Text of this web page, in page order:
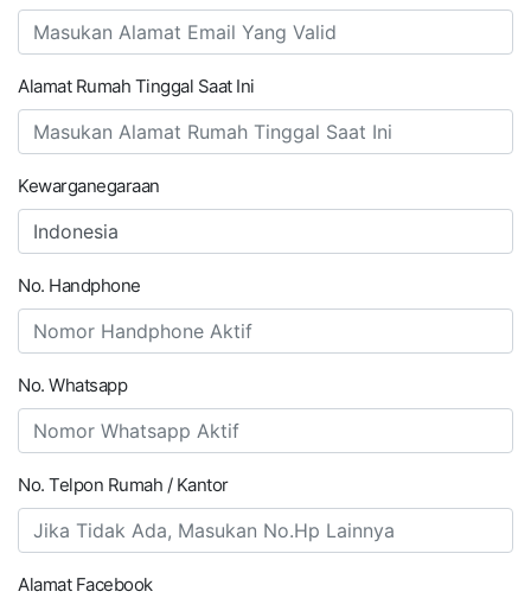
Alamat Rumah Tinggal Saat Ini
Kewarganegaraan
No. Handphone
No. Whatsapp
No. Telpon Rumah / Kantor
Alamat Facebook